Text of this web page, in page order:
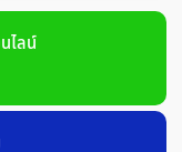
ไลน์